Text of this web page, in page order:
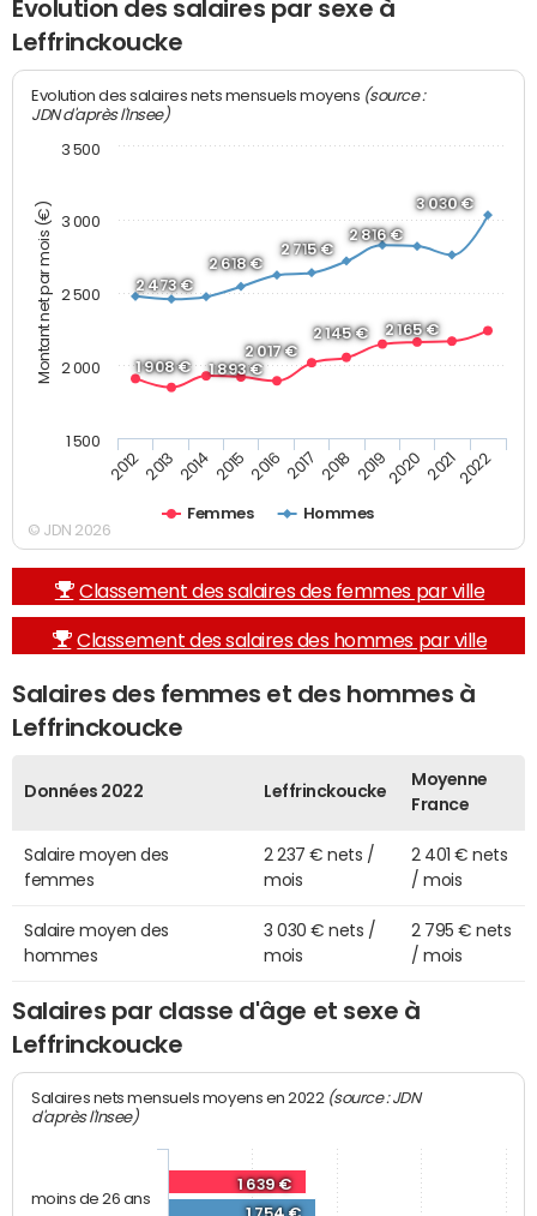
Evolution des salaires par sexe à
Leffrinckoucke
Montant net par mois (€)
Evolution des salaires nets mensuels moyens (source :
JDN d'après l'Insee)
1 908 € 1 893 €
2 017 €
2 145 € 2 165 €
2 473 €
2 618 €
2 715 €
2 816 €
3 030 €
Femmes Hommes
2012 2013 2014 2015 2016 2017 2018 20192020 20212022
2 000
2 500
3 000
1 500
3 500
© JDN 2026
Classement des salaires des femmes par ville
Classement des salaires des hommes par ville
Salaires des femmes et des hommes à
Leffrinckoucke
Données 2022 Leffrinckoucke
Moyenne
France
Salaire moyen des
femmes
2 237 € nets /
mois
2 401 € nets
/ mois
Salaire moyen des
hommes
3 030 € nets /
mois
2 795 € nets
/ mois
Salaires par classe d'âge et sexe à
Leffrinckoucke
Salaires nets mensuels moyens en 2022 (source : JDN
d'après l'Insee)
1 639 €
moins de 26 ans